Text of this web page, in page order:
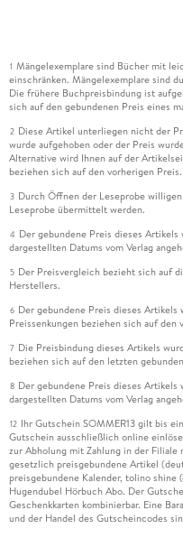
1 Mängelexemplare sind Bücher mit
einschränken. Mängelexemplare sind
Die frühere Buchpreisbindung ist
sich auf den gebundenen Preis eines
2 Diese Artikel unterliegen nicht der
wurde aufgehoben oder der Preis
Alternative wird Ihnen auf der
beziehen sich auf den vorherigen Preis.
3 Durch Öffnen der Leseprobe
Leseprobe übermittelt werden.
4 Der gebundene Preis dieses
dargestellten Datums vom Verlag
5 Der Preisvergleich bezieht sich auf
Herstellers.
6 Der gebundene Preis dieses Artikels
Preissenkungen beziehen sich auf den
7 Die Preisbindung dieses Artikels
beziehen sich auf den letzten
8 Der gebundene Preis dieses
dargestellten Datums vom Verlag
12 Ihr Gutschein SOMMER13 gilt bis
Gutschein ausschließlich online
zur Abholung mit Zahlung in der
gesetzlich preisgebundene Artikel
preisgebundene Kalender, tolino shine
Hugendubel Hörbuch Abo. Der
Geschenkkarten kombinierbar. Eine
und der Handel des Gutscheincodes